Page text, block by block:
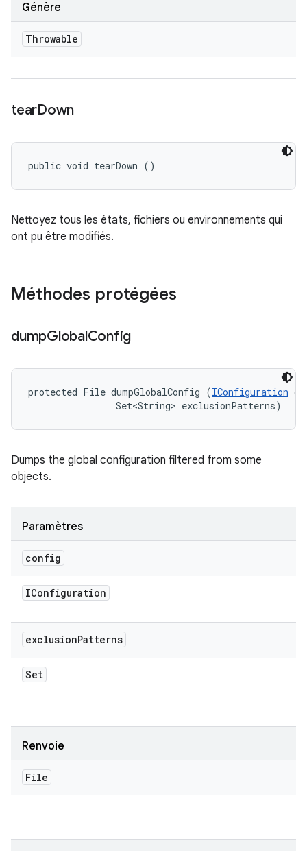
Génère
Throwable
tearDown
public void tearDown ()
Nettoyez tous les états, fichiers ou environnements qui
ont pu être modifiés.
Méthodes protégées
dumpGlobalConfig
protected File dumpGlobalConfig (IConfiguration
                Set<String> exclusionPatterns)
Dumps the global configuration filtered from some
objects.
Paramètres
config
IConfiguration
exclusionPatterns
Set
Renvoie
File